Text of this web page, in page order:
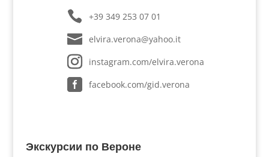
+39 349 253 07 01
elvira.verona@yahoo.it
instagram.com/elvira.verona
facebook.com/gid.verona
Экскурсии по Вероне